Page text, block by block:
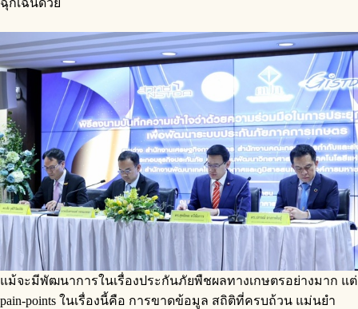
แม้จะมีพัฒนาการในเรื่องประกันภัยพืชผลทางเกษตรอย่างมาก แต่
pain-points ในเรื่องนี้คือ การขาดข้อมูล สถิติที่ครบถ้วน แม่นยำ